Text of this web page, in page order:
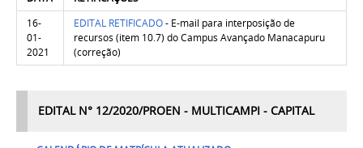
16-
01-
2021
EDITAL RETIFICADO- E-mail para interposição de
recursos (item 10.7) do Campus Avançado Manacapuru
(correção)
EDITAL N° 12/2020/PROEN - MULTICAMPI - CAPITAL